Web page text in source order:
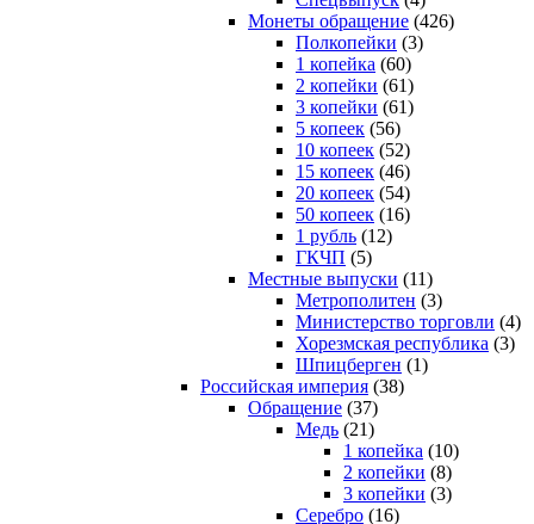
Монеты обращение (426)
Полкопейки (3)
1 копейка (60)
2 копейки (61)
3 копейки (61)
5 копеек (56)
10 копеек (52)
15 копеек (46)
20 копеек (54)
50 копеек (16)
1 рубль (12)
ГКЧП (5)
Местные выпуски (11)
Метрополитен (3)
Министерство торговли (4)
Хорезмская республика (3)
Шпицберген (1)
Российская империя (38)
Обращение (37)
Медь (21)
1 копейка (10)
2 копейки (8)
3 копейки (3)
Серебро (16)